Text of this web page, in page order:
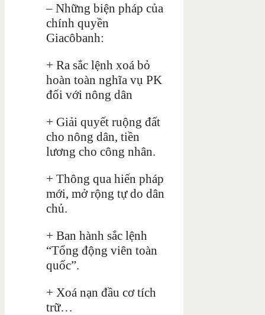
– Những biện pháp của
chính quyền
Giacôbanh:
+ Ra sắc lệnh xoá bỏ
hoàn toàn nghĩa vụ PK
đối với nông dân
+ Giải quyết ruộng đất
cho nông dân, tiền
lương cho công nhân.
+ Thông qua hiến pháp
mới, mở rộng tự do dân
chủ.
+ Ban hành sắc lệnh
“Tổng động viên toàn
quốc”.
+ Xoá nạn đầu cơ tích
trữ…